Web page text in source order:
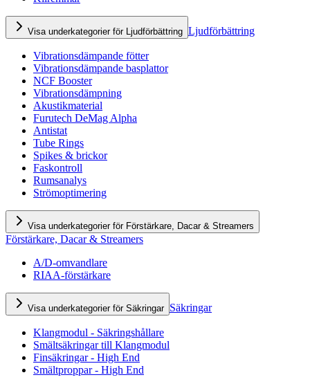
Visa underkategorier för Ljudförbättring Ljudförbättring
Vibrationsdämpande fötter
Vibrationsdämpande basplattor
NCF Booster
Vibrationsdämpning
Akustikmaterial
Furutech DeMag Alpha
Antistat
Tube Rings
Spikes & brickor
Faskontroll
Rumsanalys
Strömoptimering
Visa underkategorier för Förstärkare, Dacar & Streamers
Förstärkare, Dacar & Streamers
A/D-omvandlare
RIAA-förstärkare
Visa underkategorier för Säkringar Säkringar
Klangmodul - Säkringshållare
Smältsäkringar till Klangmodul
Finsäkringar - High End
Smältproppar - High End